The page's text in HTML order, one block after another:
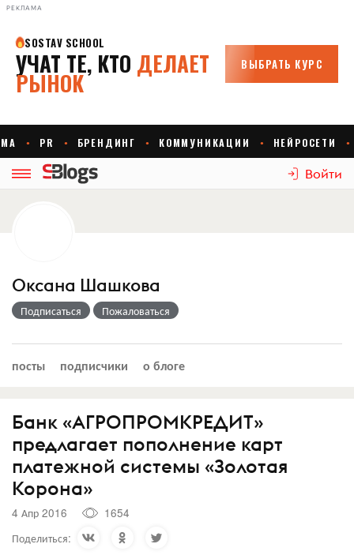
РЕКЛАМА
Войти
Оксана Шашкова
Подписаться Пожаловаться
посты подписчики о блоге
Банк «АГРОПРОМКРЕДИТ»
предлагает пополнение карт
платежной системы «Золотая
Корона»
4 Апр 2016
1654
Поделиться: